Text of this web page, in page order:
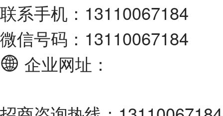
联系手机：13110067184
微信号码：13110067184
企业网址：